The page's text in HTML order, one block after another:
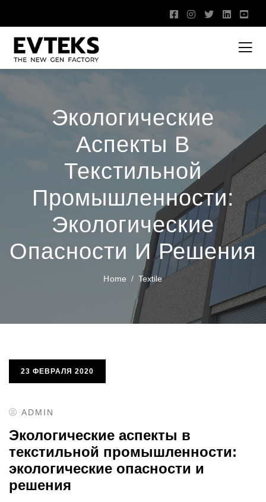
Экологические
Аспекты В
Текстильной
Промышленности:
Экологические
Опасности И Решения
Home Textile
23 ФЕВРАЛЯ 2020
ADMIN
Экологические аспекты в
текстильной промышленности:
экологические опасности и
решения